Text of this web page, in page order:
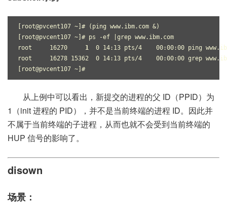
[root@pvcent107 ~]# (ping www.ibm.com &)
[root@pvcent107 ~]# ps -ef |grep www.ibm.com
root     16270 1
0 14:13 pts/4    00:00:00 ping
root     16278 15362  0 14:13 pts/4    00:00:00 grep
[root@pvcent107 ~]#
从上例中可以看出，新提交的进程的父 ID（PPID）为
1（init 进程的 PID），并不是当前终端的进程 ID。因此并
不属于当前终端的子进程，从而也就不会受到当前终端的
HUP 信号的影响了。
disown
场景：